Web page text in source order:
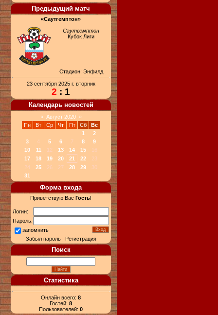
Предыдущий матч
«Саутгемптон»
Саутгемптон
Кубок Лиги
Стадион: Энфилд
23 сентября 2025 г. вторник
2 : 1
Календарь новостей
« Август 2020 »
Пн
Вт Ср Чт Пт Сб
Вс
1
2
3
4 5 6 7 8
9
10
11 12 13 14 15
16
17
18 19 20 21 22
23
24
25 26 27 28 29
30
31
Форма входа
Приветствую Вас Гость!
Логин:
Пароль:
запомнить
Забыл пароль| Регистрация
Поиск
Статистика
Онлайн всего: 8
Гостей: 8
Пользователей: 0